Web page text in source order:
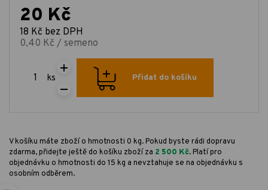
20 Kč
18 Kč bez DPH
0,40 Kč / semeno
ks Přidat do košíku
V košíku máte zboží o hmotnosti 0 kg. Pokud byste rádi dopravu
zdarma, přidejte ještě do košíku zboží za 2 500 Kč. Platí pro
objednávku o hmotnosti do 15 kg a nevztahuje se na objednávku s
osobním odběrem.